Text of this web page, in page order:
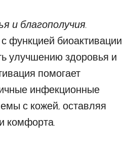
и благополучия.
функцией биоактивации
улучшению здоровья и
помогает
инфекционные
с кожей, оставляя
комфорта.